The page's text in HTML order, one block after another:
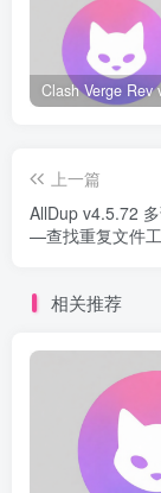
上一篇
AllDup v4.5.72
—查找重复文件
相关推荐